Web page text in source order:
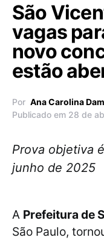
São
vagas
novo
estão
Por Ana Carolina
Publicado em 28 de
Prova objetiva
junho de 2025
A Prefeitura de
São Paulo,